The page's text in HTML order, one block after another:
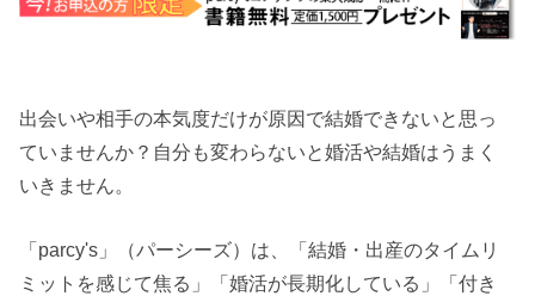
出会いや相手の本気度だけが原因で結婚できないと思っ
ていませんか？自分も変わらないと婚活や結婚はうまく
いきません。
「parcy's」（パーシーズ）は、「結婚・出産のタイムリ
ミットを感じて焦る」「婚活が長期化している」「付き